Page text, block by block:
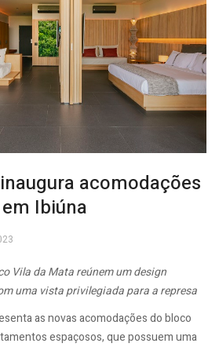
acomodações
Ibiúna
Vila da Mata reúnem um design
uma vista privilegiada para a represa
as novas acomodações do bloco
espaçosos, que possuem uma